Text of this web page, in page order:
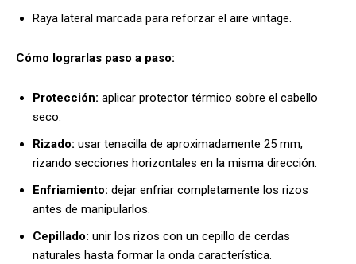
Raya lateral marcada para reforzar el aire vintage.
Cómo lograrlas paso a paso:
Protección: aplicar protector térmico sobre el cabello
seco.
Rizado: usar tenacilla de aproximadamente 25 mm,
rizando secciones horizontales en la misma dirección.
Enfriamiento: dejar enfriar completamente los rizos
antes de manipularlos.
Cepillado: unir los rizos con un cepillo de cerdas
naturales hasta formar la onda característica.